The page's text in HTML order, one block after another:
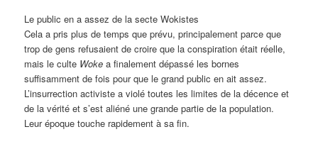
Le public en a assez de la secte Wokistes
Cela a pris plus de temps que prévu, principalement parce que
trop de gens refusaient de croire que la conspiration était réelle,
mais le culte Woke a finalement dépassé les bornes
suffisamment de fois pour que le grand public en ait assez.
L’insurrection activiste a violé toutes les limites de la décence et
de la vérité et s’est aliéné une grande partie de la population.
Leur époque touche rapidement à sa fin.